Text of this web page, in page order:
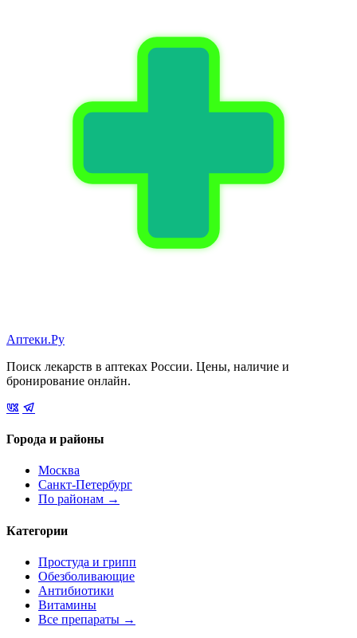
Аптеки.Ру
Поиск лекарств в аптеках России. Цены, наличие и
бронирование онлайн.
Города и районы
Москва
Санкт-Петербург
По районам →
Категории
Простуда и грипп
Обезболивающие
Антибиотики
Витамины
Все препараты →